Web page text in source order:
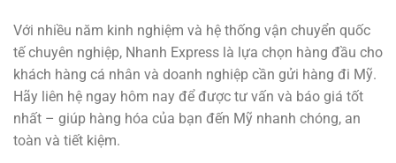
Với nhiều năm kinh nghiệm và hệ thống vận chuyển quốc
tế chuyên nghiệp, Nhanh Express là lựa chọn hàng đầu cho
khách hàng cá nhân và doanh nghiệp cần gửi hàng đi Mỹ.
Hãy liên hệ ngay hôm nay để được tư vấn và báo giá tốt
nhất – giúp hàng hóa của bạn đến Mỹ nhanh chóng, an
toàn và tiết kiệm.